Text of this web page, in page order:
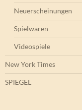
Neuerscheinungen
Spielwaren
Videospiele
New York Times
SPIEGEL